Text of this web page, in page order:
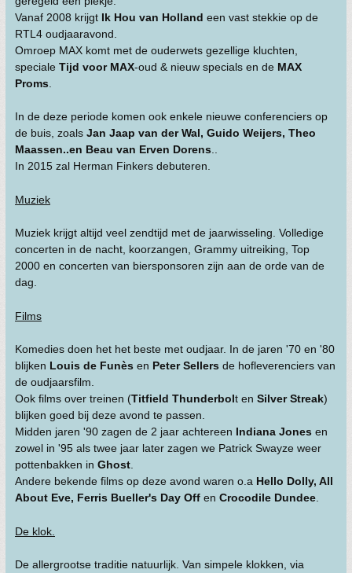
Vanaf 2008 krijgt Ik Hou van Holland een vast stekkie op de
RTL4 oudjaaravond.
Omroep MAX komt met de ouderwets gezellige kluchten,
speciale Tijd voor MAX-oud & nieuw specials en de MAX
Proms
In de deze periode komen ook enkele nieuwe conferenciers op
de buis, zoals Jan Jaap van der Wal, Guido Weijers, Theo
Maassen..en Beau van Erven Dorens
In 2015 zal Herman Finkers debuteren.
Muziek
Muziek krijgt altijd veel zendtijd met de jaarwisseling. Volledige
concerten in de nacht, koorzangen, Grammy uitreiking, Top
2000 en concerten van biersponsoren zijn aan de orde van de
dag.
Films
Komedies doen het het beste met oudjaar. In de jaren '70 en '80
blijken Louis de Funès en Peter Sellers de hofleverenciers van
de oudjaarsfilm.
Ook films over treinen (Titfield Thunderbolt en Silver Streak)
blijken goed bij deze avond te passen.
Midden jaren '90 zagen de 2 jaar achtereen Indiana Jones en
zowel in '95 als twee jaar later zagen we Patrick Swayze weer
pottenbakken in Ghost
Andere bekende films op deze avond waren o.a Hello Dolly, All
About Eve, Ferris Bueller's Day Off en Crocodile Dundee
De klok.
De allergrootse traditie natuurlijk. Van simpele klokken, via